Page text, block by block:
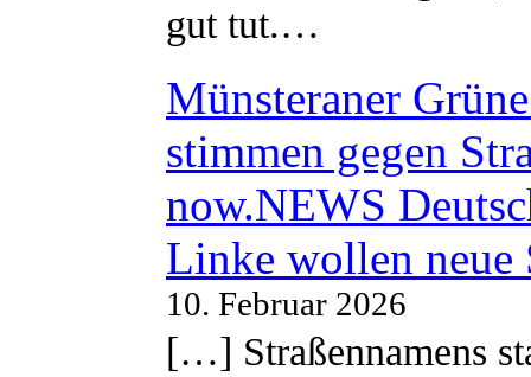
gut tut.…
Münsteraner
stimmen gegen
now.NEWS
Linke wollen neue
10. Februar 2026
[…] Straßennamens